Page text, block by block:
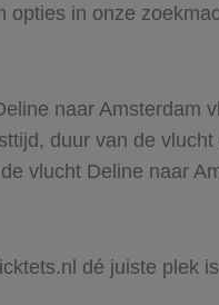
opties in onze
naar Amsterdam
duur van de
vlucht Deline naar
dé juiste plek